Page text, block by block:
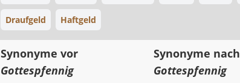
Draufgeld Haftgeld
Synonyme vor
Gottespfennig
Synonyme nach
Gottespfennig